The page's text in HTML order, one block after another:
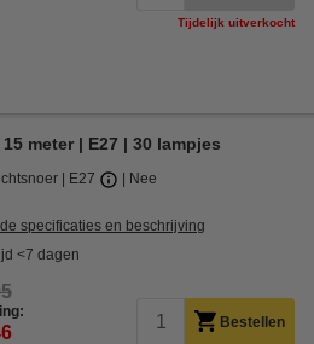
Tijdelijk uitverkocht
meter | E27 | 30 lampjes
E27 Nee
specificaties en beschrijving
<7 dagen
Bestellen